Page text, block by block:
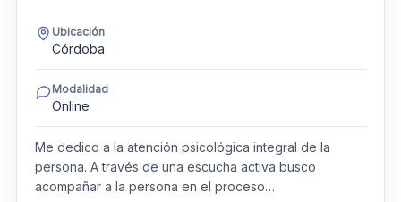
Ubicación
Córdoba
Modalidad
Online
Me dedico a la atención psicológica integral de la
persona. A través de una escucha activa busco
acompañar a la persona en el proceso…